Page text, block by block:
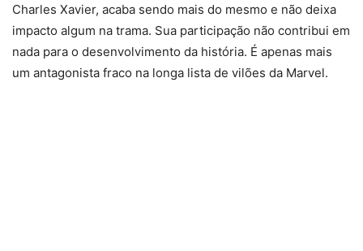
Charles Xavier, acaba sendo mais do mesmo e não deixa
impacto algum na trama. Sua participação não contribui em
nada para o desenvolvimento da história. É apenas mais
um antagonista fraco na longa lista de vilões da Marvel.